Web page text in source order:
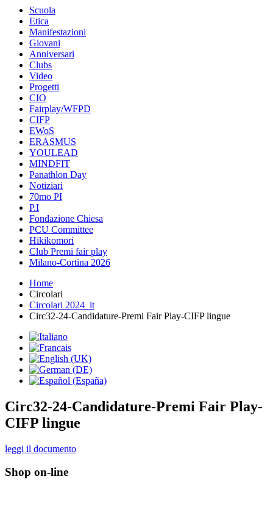
Scuola
Etica
Manifestazioni
Giovani
Anniversari
Clubs
Video
Progetti
CIO
Fairplay/WFPD
CIFP
EWoS
ERASMUS
YOULEAD
MINDFIT
Panathlon Day
Notiziari
70mo PI
P.I
Fondazione Chiesa
PCU Committee
Hikikomori
Club Premi fair play
Milano-Cortina 2026
Home
Circolari
Circolari 2024_it
Circ32-24-Candidature-Premi Fair Play-CIFP lingue
Circ32-24-Candidature-Premi Fair Play-
CIFP lingue
leggi il documento
Shop on-line